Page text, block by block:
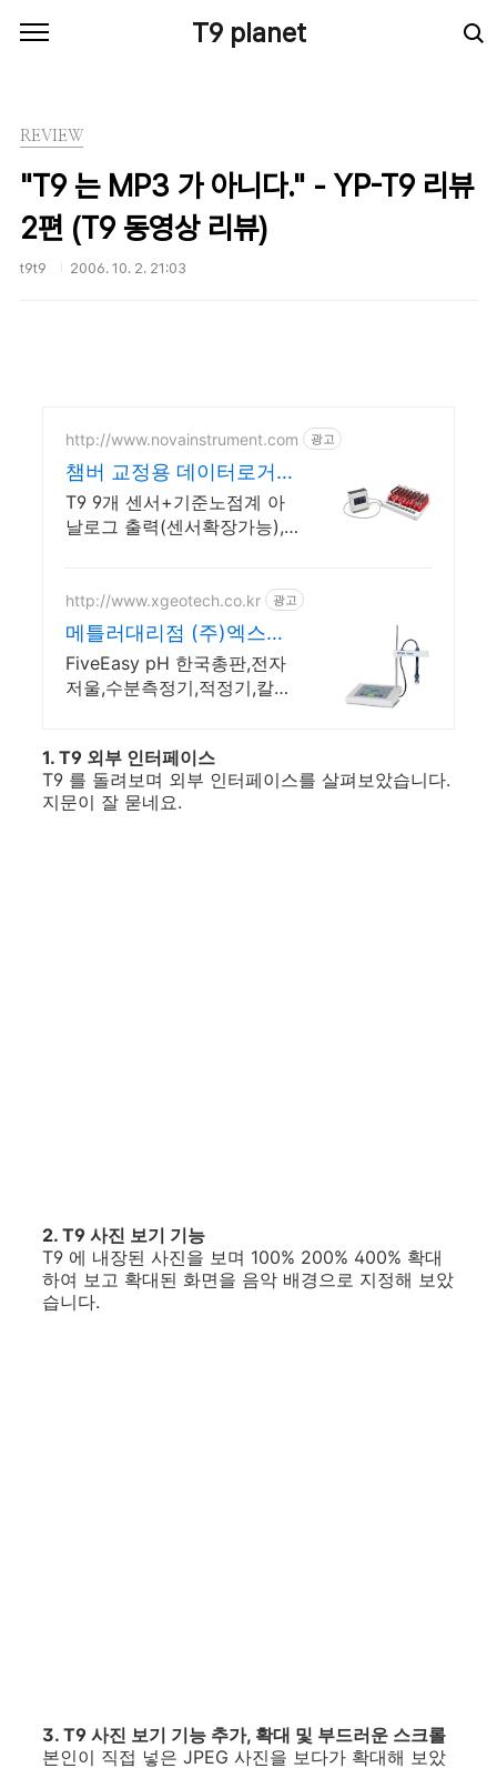
T9 planet
REVIEW
"T9 는 MP3 가 아니다." - YP-T9 리뷰
2편 (T9 동영상 리뷰)
t9t9 2006. 10. 2. 21:03
http://www.novainstrument.com 광고
챔버 교정용 데이터로거
노바
T9 9개 센서+기준노점계 아
날로그 출력(센서확장가능),
http://www.xgeotech.co.kr 광고
메틀러대리점 (주)엑스지
오텍
FiveEasy pH 한국총판,전자
저울,수분측정기,적정기,칼피
1. T9 외부 인터페이스
T9 를 돌려보며 외부 인터페이스를 살펴보았습니다.
지문이 잘 묻네요.
2. T9 사진 보기 기능
T9 에 내장된 사진을 보며 100% 200% 400% 확대
하여 보고 확대된 화면을 음악 배경으로 지정해 보았
습니다.
3. T9 사진 보기 기능 추가, 확대 및 부드러운 스크롤
본인이 직접 넣은 JPEG 사진을 보다가 확대해 보았